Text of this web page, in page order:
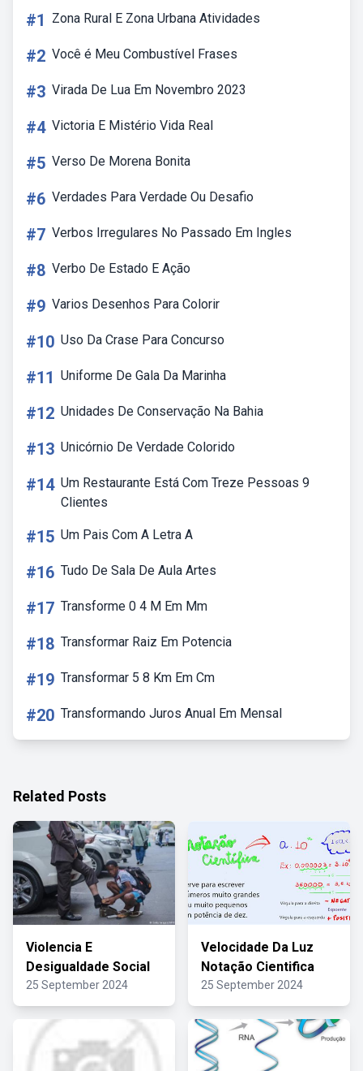
#1 Zona Rural E Zona Urbana Atividades
#2 Você é Meu Combustível Frases
#3 Virada De Lua Em Novembro 2023
#4 Victoria E Mistério Vida Real
#5 Verso De Morena Bonita
#6 Verdades Para Verdade Ou Desafio
#7 Verbos Irregulares No Passado Em Ingles
#8 Verbo De Estado E Ação
#9 Varios Desenhos Para Colorir
#10 Uso Da Crase Para Concurso
#11 Uniforme De Gala Da Marinha
#12 Unidades De Conservação Na Bahia
#13 Unicórnio De Verdade Colorido
#14 Um Restaurante Está Com Treze Pessoas 9
Clientes
#15 Um Pais Com A Letra A
#16 Tudo De Sala De Aula Artes
#17 Transforme 0 4 M Em Mm
#18 Transformar Raiz Em Potencia
#19 Transformar 5 8 Km Em Cm
#20 Transformando Juros Anual Em Mensal
Related Posts
Violencia E
Desigualdade Social
25 September 2024
Velocidade Da Luz
Notação Cientifica
25 September 2024